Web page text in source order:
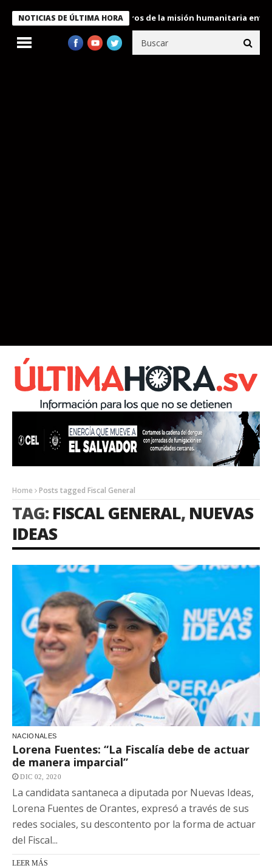
NOTICIAS DE ÚLTIMA HORA
condecora a miembros de la misión humanitaria enviada a
Home Posts tagged Fiscal General
TAG:FISCAL GENERAL, NUEVAS
IDEAS
NACIONALES
Lorena Fuentes: “La Fiscalía debe de actuar
de manera imparcial”
DIC 02, 2020
La candidata santaneca a diputada por Nuevas Ideas,
Lorena Fuentes de Orantes, expresó a través de sus
redes sociales, su descontento por la forma de actuar
del Fiscal...
LEER MÁS